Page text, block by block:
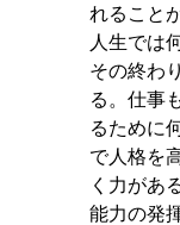
れること
人生では
その終わ
る。仕事
るために
で人格を
く力があ
能力の発